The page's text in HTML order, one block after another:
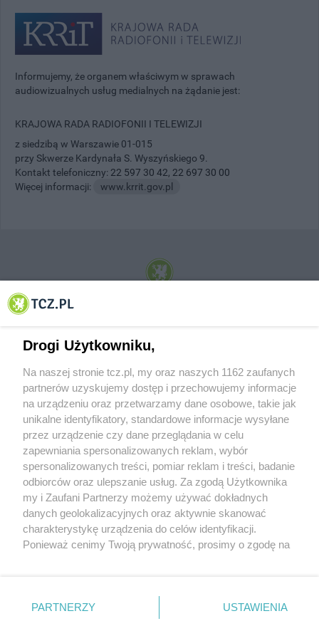
Informujemy, że organem właściwym w sprawach
audiowizualnych usług medialnych na żądanie jest:
KRAJOWA RADA RADIOFONII I TELEWIZJI
z siedzibą w Warszawie 01-015
przy Skwerze Kardynała S. Wyszyńskiego 9.
Kontakt telefoniczny: 22 597 30 42, 22 697 30 00
Więcej informacji:
www.krrit.gov.pl
© 2001-2026 Tczew - TCZ.PL Sp. z o.o. Internetowy Serwis Informacyjny Miasta
O FIRMIE POLITYKA PRYWATNOŚCI HOSTING
REKLAMA WSPÓŁPRACA RSS FACEBOOK KONTAKT
Nasze serwisy
Aktualności
Tcz24
Historia miasta
Muzyka i kultura
Archiwum wydarzeń
Zdjęcia miasta
Drogi Użytkowniku,
Na naszej stronie tcz.pl, my oraz naszych 1162 zaufanych
partnerów uzyskujemy dostęp i przechowujemy informacje
na urządzeniu oraz przetwarzamy dane osobowe, takie jak
unikalne identyfikatory, standardowe informacje wysyłane
przez urządzenie czy dane przeglądania w celu
zapewniania spersonalizowanych reklam, wybór
spersonalizowanych treści, pomiar reklam i treści, badanie
odbiorców oraz ulepszanie usług. Za zgodą Użytkownika
my i Zaufani Partnerzy możemy używać dokładnych
danych geolokalizacyjnych oraz aktywnie skanować
charakterystykę urządzenia do celów identyfikacji.
Ponieważ cenimy Twoją prywatność, prosimy o zgodę na
znajdujący się w lewym dolnym rogu strony
. Niektóre
PARTNERZY USTAWIENIA